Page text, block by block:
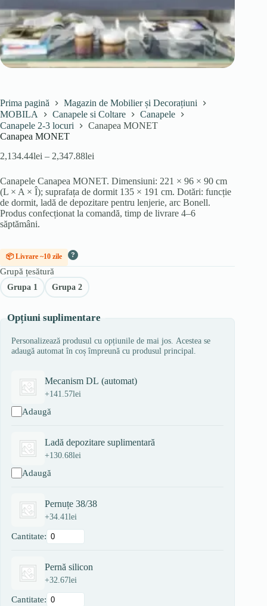
Prima pagină
Magazin de Mobilier și Decorațiuni
MOBILA
Canapele si Coltare
Canapele
Canapele 2-3 locuri
Canapea MONET
Canapea MONET
2,134.44lei – 2,347.88lei
prețuri:
2,134.44lei
până
la
2,347.88lei
Canapele Canapea MONET. Dimensiuni: 221 × 96 × 90 cm
(L × A × Î); suprafața de dormit 135 × 191 cm. Dotări: funcție
de dormit, ladă de depozitare pentru lenjerie, arc Bonell.
Produs confecționat la comandă, timp de livrare 4–6
săptămâni.
📦 Livrare ~10 zile ?
Grupă țesătură
Grupa 1 Grupa 2
Opțiuni suplimentare
Personalizează produsul cu opțiunile de mai jos. Acestea se
adaugă automat în coș împreună cu produsul principal.
Mecanism DL (automat)
+141.57lei
Adaugă
Ladă depozitare suplimentară
+130.68lei
Adaugă
Pernuțe 38/38
+34.41lei
Cantitate:
Pernă silicon
+32.67lei
Cantitate: